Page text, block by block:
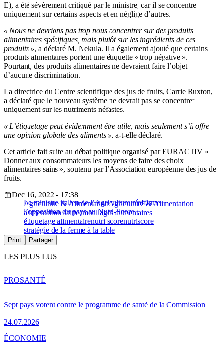
E), a été sévèrement critiqué par le ministre, car il se concentre
uniquement sur certains aspects et en néglige d’autres.
« Nous ne devrions pas trop nous concentrer sur des produits
alimentaires spécifiques, mais plutôt sur les ingrédients de ces
produits », a déclaré M. Nekula. Il a également ajouté que certains
produits alimentaires portent une étiquette « trop négative ».
Pourtant, des produits alimentaires ne devraient faire l’objet
d’aucune discrimination.
La directrice du Centre scientifique des jus de fruits, Carrie Ruxton,
a déclaré que le nouveau système ne devrait pas se concentrer
uniquement sur les nutriments néfastes.
« L’étiquetage peut évidemment être utile, mais seulement s’il offre
une opinion globale des aliments », a-t-elle déclaré.
Cet article fait suite au débat politique organisé par EURACTIV «
Donner aux consommateurs les moyens de faire des choix
alimentaires sains », soutenu par l’Association européenne des jus de
fruits.
Le ministre italien de l’Agriculture réaffirme
l’opposition du pays au Nutri-Score
Dec 16, 2022 - 17:38
Agriculture & AlimentationAgriculture & Alimentation
alimentation saineemballages alimentaires
étiquetage alimentairenutri scorenutriscore
stratégie de la ferme à la table
Print Partager
LES PLUS LUS
Sept pays votent contre le programme de santé de la Commission
24.07.2026
PROSANTÉ
ÉCONOMIE